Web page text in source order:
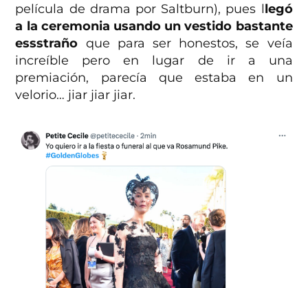
película de drama por Saltburn), pues llegó
a la ceremonia usando un vestido bastante
essstraño que para ser honestos, se veía
increíble pero en lugar de ir a una
premiación, parecía que estaba en un
velorio… jiar jiar jiar.